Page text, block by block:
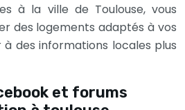
à la ville de Toulouse, vous
des logements adaptés à vos
des informations locales plus
et forums